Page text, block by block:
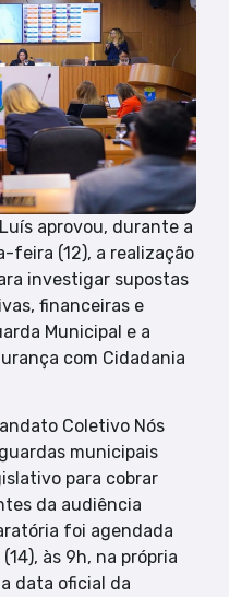
aprovou, durante a
feira (12), a realização
investigar supostas
financeiras e
Municipal e a
com Cidadania
Coletivo Nós
municipais
para cobrar
da audiência
foi agendada
às 9h, na própria
data oficial da